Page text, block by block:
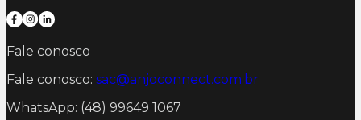
Fale conosco
Fale conosco: sac@anjoconnect.com.br
WhatsApp: (48) 99649 1067